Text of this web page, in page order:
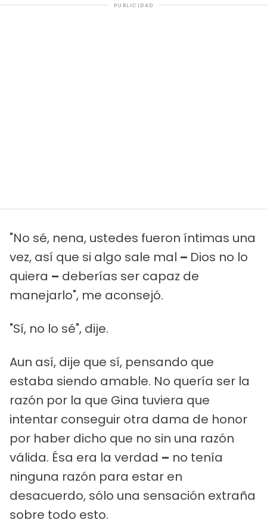
PUBLICIDAD
"No sé, nena, ustedes fueron íntimas una
vez, así que si algo sale mal – Dios no lo
quiera – deberías ser capaz de
manejarlo", me aconsejó.
"Sí, no lo sé", dije.
Aun así, dije que sí, pensando que
estaba siendo amable. No quería ser la
razón por la que Gina tuviera que
intentar conseguir otra dama de honor
por haber dicho que no sin una razón
válida. Ésa era la verdad – no tenía
ninguna razón para estar en
desacuerdo, sólo una sensación extraña
sobre todo esto.